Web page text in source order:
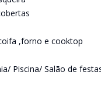
,forno e cooktop
Piscina/ Salão de